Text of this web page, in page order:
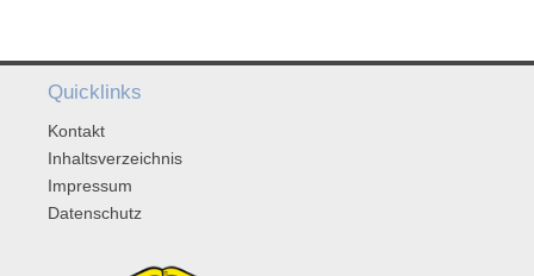
Quicklinks
Kontakt
Inhaltsverzeichnis
Impressum
Datenschutz